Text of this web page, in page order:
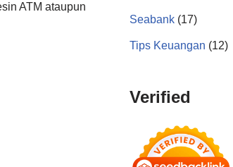
ATM ataupun
Seabank (17)
Tips Keuangan (12)
Verified